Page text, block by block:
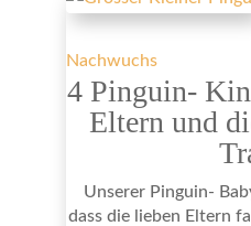
Nachwuchs
4 Pinguin-
Eltern und
Unserer Pinguin-
dass die lieben Eltern